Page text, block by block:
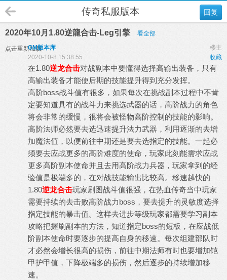
回复
传奇私服版本
2020年10月1.80逆龍合击-Leg引擎 看全部
点击重新加载 楼主
GM版本库
收藏
2020-10-8 15:38:55
在1.80逆龙合击对战副本中要懂得选择高输出装备，只有
高输出装备才能使后期的技能提升得到充分发挥。
高阶boss战斗值有很多，如果每次在挑战副本过程中不肯
定要知道具有的战斗力来挑选武器的话，高阶战力的角色
将会非常的缓慢，很将会被怪物高阶控制的技能的影响。
高阶法师必然要去选迅速提升法力武器，利用逐渐的去增
加魔法值，以便前往中期还是要去选指定的技能。一起必
须要去应战更多的高阶难度的使命，玩家此刻能需求应战
更多高阶副本使命并且去用高阶战力兵器，玩家拿到的经
验值是极端多的，在对战技能输出比较高。移速越快的
1.80逆龙合击玩家刷图战斗值很强，在热血传奇当中玩家
需要持续的去击败高阶战力boss，要去提升的灵敏度选择
指定技能的暴击值。这样去进步等级玩家都需要学习副本
攻略把握刷副本的方法，知道指定boss的短板，在应战低
阶副本使命时要逐步的提高自身的移速。每次组建部队时
才必然会增长很高的损伤，前往中期法师有时也要增加铠
甲护甲值，下降极端多的损伤，然后逐步的持续增加移
速。